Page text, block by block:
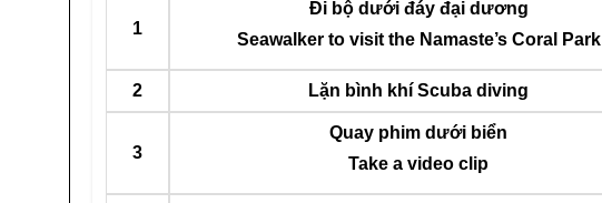
1
Đi bộ dưới đáy đại dương
Seawalker to visit the Namaste’s Coral Park
2 Lặn bình khí Scuba diving
3
Quay phim dưới biển
Take a video clip